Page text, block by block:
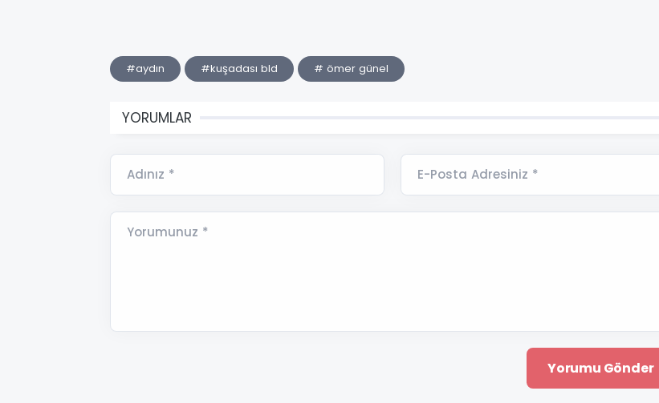
#aydın #kuşadası bld # ömer günel
YORUMLAR
Adınız * E-Posta Adresiniz *
Yorumunuz *